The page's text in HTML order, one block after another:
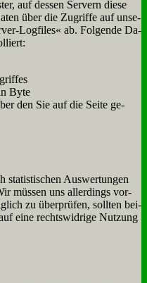
auf des­sen Ser­vern die­se
über die Zu­grif­fe auf un­se­
Log­files« ab. Fol­gen­de Da­
Byte
den Sie auf die Sei­te ge­
sta­ti­sti­schen Aus­wer­tun­gen
müs­sen uns al­ler­dings vor­
zu über­prü­fen, soll­ten bei­
ei­ne rechts­wid­ri­ge Nut­zung